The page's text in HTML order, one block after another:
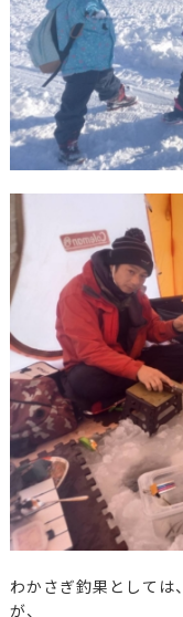
わかさぎ釣果としては
が、